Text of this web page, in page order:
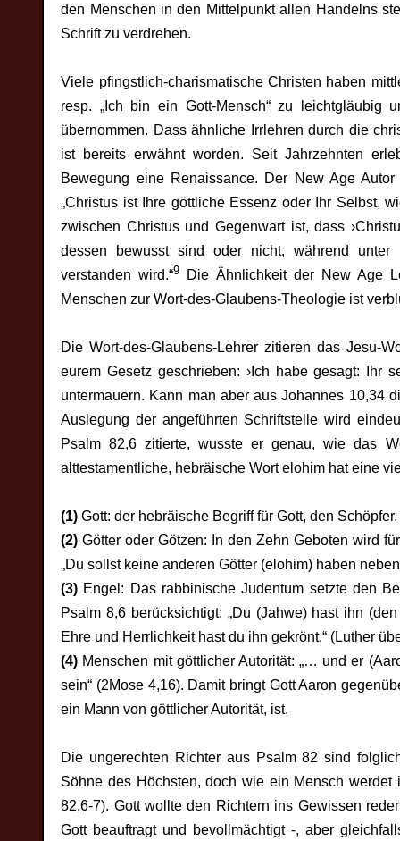
den Menschen in den Mittelpunkt allen Handelns
Schrift zu verdrehen.
Viele pfingstlich-charismatische Christen haben
resp. „Ich bin ein Gott-Mensch“ zu leichtgläubig
übernommen. Dass ähnliche Irrlehren durch die
ist bereits erwähnt worden. Seit Jahrzehnten
Bewegung eine Renaissance. Der New Age
„Christus ist Ihre göttliche Essenz oder Ihr Selbst,
zwischen Christus und Gegenwart ist, dass
dessen bewusst sind oder nicht, während unter
verstanden wird.“9 Die Ähnlichkeit der New Age
Menschen zur Wort-des-Glaubens-Theologie ist
Die Wort-des-Glaubens-Lehrer zitieren das Jesu-
eurem Gesetz geschrieben: ›Ich habe gesagt: Ihr
untermauern. Kann man aber aus Johannes 10,34
Auslegung der angeführten Schriftstelle wird
Psalm 82,6 zitierte, wusste er genau, wie das
alttestamentliche, hebräische Wort elohim hat eine
(1) Gott: der hebräische Begriff für Gott, den Schöpfer.
(2) Götter oder Götzen: In den Zehn Geboten wird
„Du sollst keine anderen Götter (elohim) haben
(3) Engel: Das rabbinische Judentum setzte den
Psalm 8,6 berücksichtigt: „Du (Jahwe) hast ihn
Ehre und Herrlichkeit hast du ihn gekrönt.“ (Luther
(4) Menschen mit göttlicher Autorität: „… und er
sein“ (2Mose 4,16). Damit bringt Gott Aaron
ein Mann von göttlicher Autorität, ist.
Die ungerechten Richter aus Psalm 82 sind
Söhne des Höchsten, doch wie ein Mensch
82,6-7). Gott wollte den Richtern ins Gewissen
Gott beauftragt und bevollmächtigt -, aber